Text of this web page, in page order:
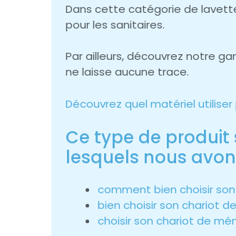
Dans cette catégorie de
pour les sanitaires.
Par ailleurs, découvrez notre
ne laisse aucune trace.
Découvrez quel matériel
Ce type de
lesquels nous
comment bien choisir
bien choisir son chariot
choisir son chariot de